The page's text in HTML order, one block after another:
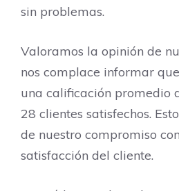
sin problemas.
Valoramos la opinión de
nos complace informar
una calificación promedio
28 clientes satisfechos.
de nuestro compromiso
satisfacción del cliente.